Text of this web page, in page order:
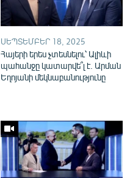
ՍԵՊՏԵՄԲԵՐ 18, 2025
Հայերի երես չտեսնելու՝ Ալիևի
պահանջը կատարվե՞լ է. Արման
Եղոյանի մեկնաբանությունը